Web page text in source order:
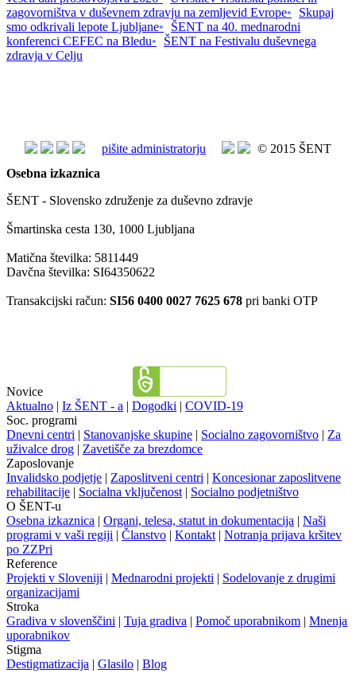
zagovorništva v duševnem zdravju na zemljevid Evrope•
Skupaj
smo odkrivali lepote Ljubljane•
ŠENT na 40. mednarodni
konferenci CEFEC na Bledu•
ŠENT na Festivalu duševnega
zdravja v Celju
pišite administratorju
© 2015 ŠENT
Osebna izkaznica
ŠENT - Slovensko združenje za duševno zdravje
Šmartinska cesta 130, 1000 Ljubljana
Matična številka: 5811449
Davčna številka: SI64350622
Transakcijski račun: SI56 0400 0027 7625 678 pri banki OTP
Novice
Aktualno | Iz ŠENT - a | Dogodki | COVID-19
Soc. programi
Dnevni centri | Stanovanjske skupine | Socialno zagovorništvo | Za
uživalce drog | Zavetišče za brezdomce
Zaposlovanje
Invalidsko podjetje | Zaposlitveni centri | Koncesionar zaposlitvene
rehabilitacije | Socialna vključenost | Socialno podjetništvo
O ŠENT-u
Osebna izkaznica | Organi, telesa, statut in dokumentacija | Naši
programi v vaši regiji | Članstvo | Kontakt | Notranja prijava kršitev
po ZZPri
Reference
Projekti v Sloveniji | Mednarodni projekti | Sodelovanje z drugimi
organizacijami
Stroka
Gradiva v slovenščini | Tuja gradiva | Pomoč uporabnikom | Mnenja
uporabnikov
Stigma
Destigmatizacija | Glasilo | Blog